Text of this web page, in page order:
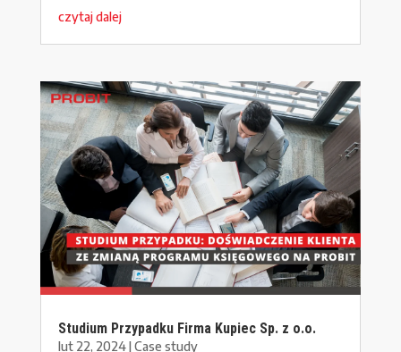
czytaj dalej
Studium Przypadku Firma Kupiec Sp. z o.o.
lut 22, 2024|Case study